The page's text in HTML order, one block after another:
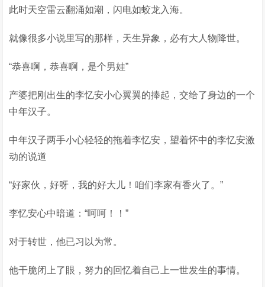
此时天空雷云翻涌如潮，闪电如蛟龙入海。
就像很多小说里写的那样，天生异象，必有大人物降世。
“恭喜啊，恭喜啊，是个男娃”
产婆把刚出生的李忆安小心翼翼的捧起，交给了身边的一个
中年汉子。
中年汉子两手小心轻轻的拖着李忆安，望着怀中的李忆安激
动的说道
“好家伙，好呀，我的好大儿！咱们李家有香火了。”
李忆安心中暗道：“呵呵！！”
对于转世，他已习以为常。
他干脆闭上了眼，努力的回忆着自己上一世发生的事情。